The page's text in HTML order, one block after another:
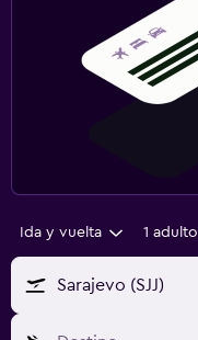
Ida y vuelta 1 adulto
Sarajevo (SJJ)